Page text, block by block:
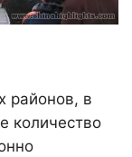
районов, в
количество